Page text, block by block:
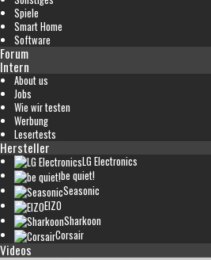
Spiele
Smart Home
Software
Forum
Intern
About us
Jobs
Wie wir testen
Werbung
Lesertests
Hersteller
LG Electronics
be quiet!
Seasonic
EIZO
Sharkoon
Corsair
Videos